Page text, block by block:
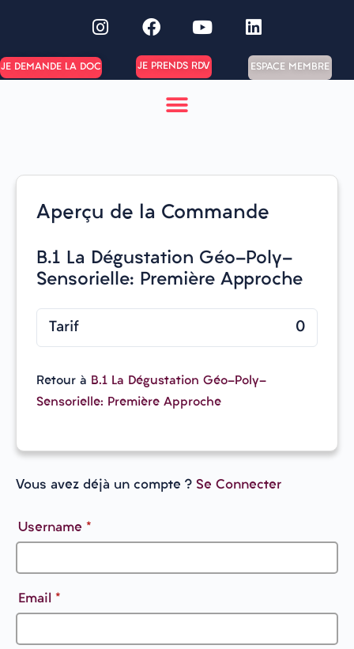
JE DEMANDE LA DOC JE PRENDS RDV ESPACE MEMBRE
Aperçu de la Commande
B.1 La Dégustation Géo-Poly-
Sensorielle: Première Approche
Tarif 0
Retour à B.1 La Dégustation Géo-Poly-
Sensorielle: Première Approche
Vous avez déjà un compte ? Se Connecter
Username *
Email *